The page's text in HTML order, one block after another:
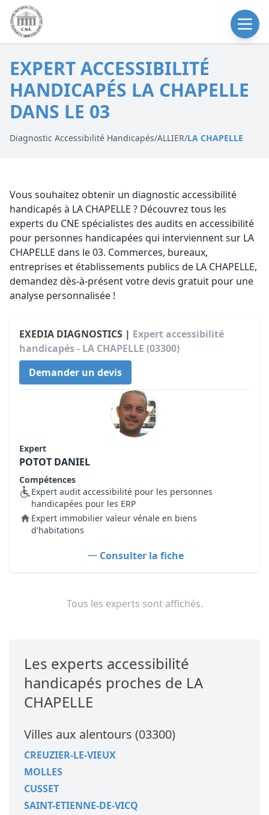
EXPERT ACCESSIBILITÉ
HANDICAPÉS LA CHAPELLE
DANS LE 03
Diagnostic Accessibilité Handicapés/ALLIER/LA CHAPELLE
Vous souhaitez obtenir un diagnostic accessibilité
handicapés à LA CHAPELLE ? Découvrez tous les
experts du CNE spécialistes des audits en accessibilité
pour personnes handicapées qui interviennent sur LA
CHAPELLE dans le 03. Commerces, bureaux,
entreprises et établissements publics de LA CHAPELLE,
demandez dès-à-présent votre devis gratuit pour une
analyse personnalisée !
EXEDIA DIAGNOSTICS | Expert accessibilité
handicapés - LA CHAPELLE (03300)
Demander un devis
Expert
POTOT DANIEL
Compétences
Expert audit accessibilité pour les personnes
handicapées pour les ERP
Expert immobilier valeur vénale en biens
d'habitations
Consulter la fiche
Tous les experts sont affichés.
Les experts accessibilité
handicapés proches de LA
CHAPELLE
Villes aux alentours (03300)
CREUZIER-LE-VIEUX
MOLLES
CUSSET
SAINT-ETIENNE-DE-VICQ